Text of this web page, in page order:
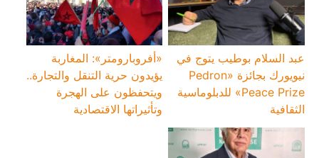
عبد السلام بوطيب يتوج في
نيويورك بجائزة «Pedron
Peace Prize» للدبلوماسية
الثقافية
«أفروبارومتر»: المغاربة
يؤيدون حرية التنقل والتجارة..
ويتحفظون على الهجرة
وتأثيراتها الاقتصادية